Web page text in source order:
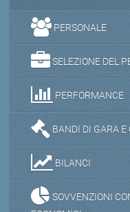
PERSONALE
SELEZIONE DEL
PERFORMANCE
BANDI DI GARA E
BILANCI
SOVVENZIONI